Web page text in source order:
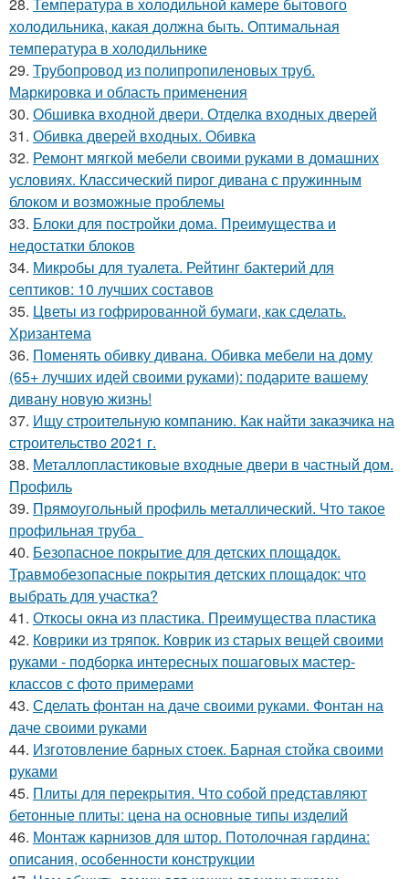
холодильника, какая должна быть. Оптимальная
температура в холодильнике
29. Трубопровод из полипропиленовых труб.
Маркировка и область применения
30. Обшивка входной двери. Отделка входных дверей
31. Обивка дверей входных. Обивка
32. Ремонт мягкой мебели своими руками в домашних
условиях. Классический пирог дивана с пружинным
блоком и возможные проблемы
33. Блоки для постройки дома. Преимущества и
недостатки блоков
34. Микробы для туалета. Рейтинг бактерий для
септиков: 10 лучших составов
35. Цветы из гофрированной бумаги, как сделать.
Хризантема
36. Поменять обивку дивана. Обивка мебели на дому
(65+ лучших идей своими руками): подарите вашему
дивану новую жизнь!
37. Ищу строительную компанию. Как найти заказчика на
строительство 2021 г.
38. Металлопластиковые входные двери в частный дом.
Профиль
39. Прямоугольный профиль металлический. Что такое
профильная труба
40. Безопасное покрытие для детских площадок.
Травмобезопасные покрытия детских площадок: что
выбрать для участка?
41. Откосы окна из пластика. Преимущества пластика
42. Коврики из тряпок. Коврик из старых вещей своими
руками - подборка интересных пошаговых мастер-
классов с фото примерами
43. Сделать фонтан на даче своими руками. Фонтан на
даче своими руками
44. Изготовление барных стоек. Барная стойка своими
руками
45. Плиты для перекрытия. Что собой представляют
бетонные плиты: цена на основные типы изделий
46. Монтаж карнизов для штор. Потолочная гардина:
описания, особенности конструкции